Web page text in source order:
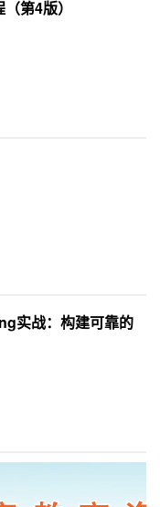
第4版）
实战：构建可靠的